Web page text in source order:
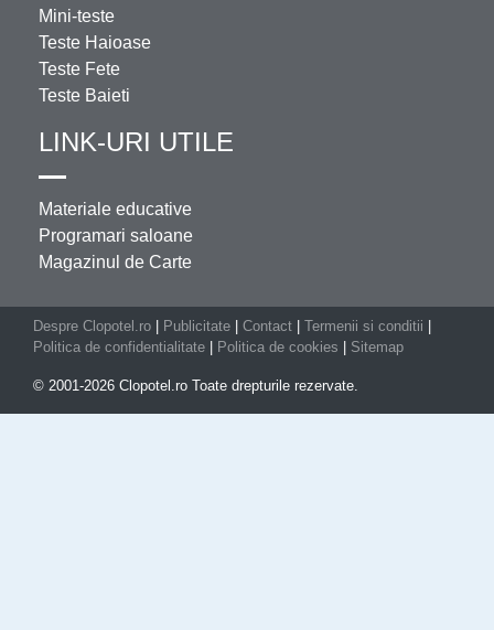
Mini-teste
Teste Haioase
Teste Fete
Teste Baieti
LINK-URI UTILE
Materiale educative
Programari saloane
Magazinul de Carte
Despre Clopotel.ro Publicitate Contact Termenii si conditii
Politica de confidentialitate
Politica de cookies Sitemap
© 2001-2026 Clopotel.ro Toate drepturile rezervate.